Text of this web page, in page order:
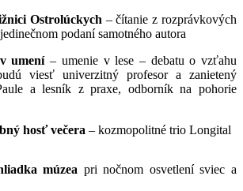
Ostrolúckych – čítanie z rozprávkových
podaní samotného autora
umení– umenie v lese – debatu o vzťahu
viesť univerzitný profesor a zanietený
a lesník z praxe, odborník na pohorie
hosť večera – kozmopolitné trio Longital
múzea pri nočnom osvetlení sviec a